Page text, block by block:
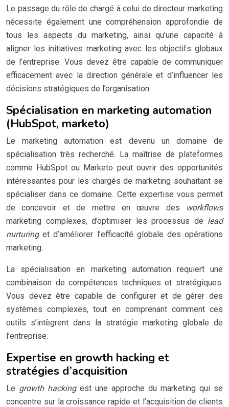
Le passage du rôle de chargé à celui de directeur marketing
nécessite également une compréhension approfondie de
tous les aspects du marketing, ainsi qu’une capacité à
aligner les initiatives marketing avec les objectifs globaux
de l’entreprise. Vous devez être capable de communiquer
efficacement avec la direction générale et d’influencer les
décisions stratégiques de l’organisation.
Spécialisation en marketing automation
(HubSpot, marketo)
Le marketing automation est devenu un domaine de
spécialisation très recherché. La maîtrise de plateformes
comme HubSpot ou Marketo peut ouvrir des opportunités
intéressantes pour les chargés de marketing souhaitant se
spécialiser dans ce domaine. Cette expertise vous permet
de concevoir et de mettre en œuvre des
workflows
marketing complexes, d’optimiser les processus de lead
nurturinget d’améliorer l’efficacité globale des opérations
marketing.
La spécialisation en marketing automation requiert une
combinaison de compétences techniques et stratégiques.
Vous devez être capable de configurer et de gérer des
systèmes complexes, tout en comprenant comment ces
outils s’intègrent dans la stratégie marketing globale de
l’entreprise.
Expertise en growth hacking et
stratégies d’acquisition
Le growth hacking est une approche du marketing qui se
concentre sur la croissance rapide et l’acquisition de clients